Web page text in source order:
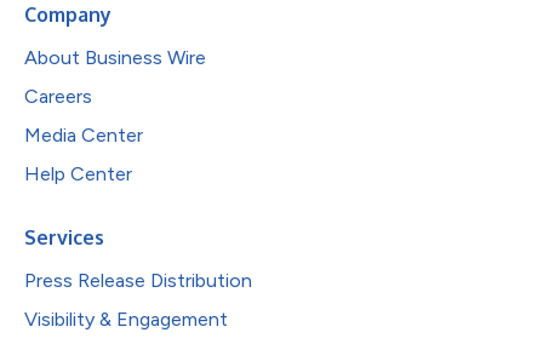
Company
About Business Wire
Careers
Media Center
Help Center
Services
Press Release Distribution
Visibility & Engagement